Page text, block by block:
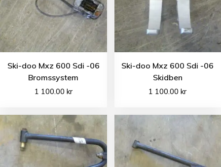
Ski-doo Mxz 600 Sdi -06
Bromssystem
1 100.00 kr
Ski-doo Mxz 600 Sdi -06
Skidben
1 100.00kr